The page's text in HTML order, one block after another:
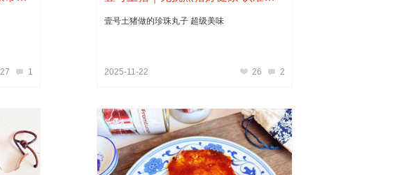
27 1
壹号土猪做的珍珠丸子 超级美味
2025-11-22 26 2